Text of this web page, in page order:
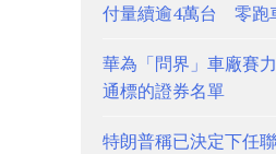
付量續逾4萬台 零跑
華為「問界」車廠賽
通標的證券名單
特朗普稱已決定下任